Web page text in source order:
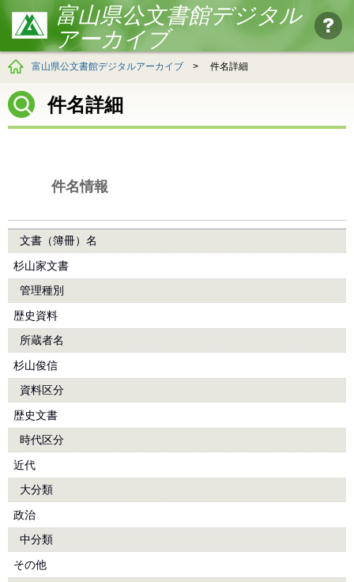
富山県公文書館デジタル
アーカイブ
富山県公文書館デジタルアーカイブ > 件名詳細
件名詳細
件名情報
文書（簿冊）名
杉山家文書
管理種別
歴史資料
所蔵者名
杉山俊信
資料区分
歴史文書
時代区分
近代
大分類
政治
中分類
その他